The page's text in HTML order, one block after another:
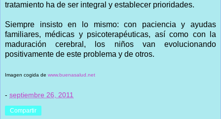
tratamiento ha de ser integral y establecer prioridades.
Siempre insisto en lo mismo: con paciencia y ayudas
familiares, médicas y psicoterapéuticas, así como con la
maduración cerebral, los niños van evolucionando
positivamente de este problema y de otros.
Imagen cogida de www.buenasalud.net
- septiembre 26, 2011
Compartir